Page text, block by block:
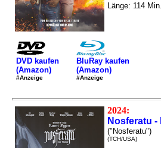
Länge: 114 Min.
DVD kaufen
(Amazon)
#Anzeige
BluRay kaufen
(Amazon)
#Anzeige
2024:
Nosferatu -
("Nosferatu")
(TCH/USA)